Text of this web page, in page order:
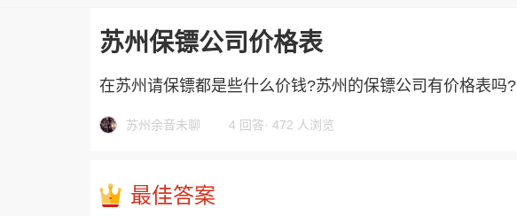
苏州保镖公司价格表
在苏州请保镖都是些什么价钱?苏州的保镖公司有价格表吗?
苏州余音未聊 4 回答· 472 人浏览
最佳答案